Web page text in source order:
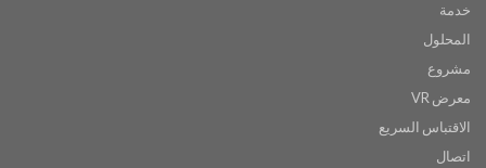
خدمة
المحلول
مشروع
معرض VR
الاقتباس السريع
اتصال